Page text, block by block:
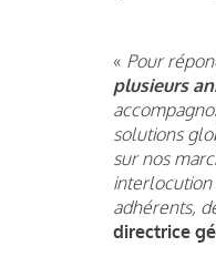
« Pour
plusieurs
solutions
sur nos
interlocution
adhérents,
directrice